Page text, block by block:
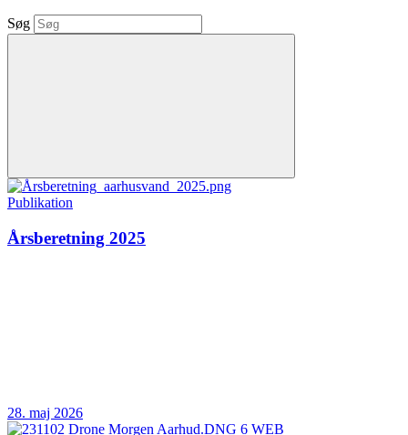
Søg
Publikation
Årsberetning 2025
28. maj 2026